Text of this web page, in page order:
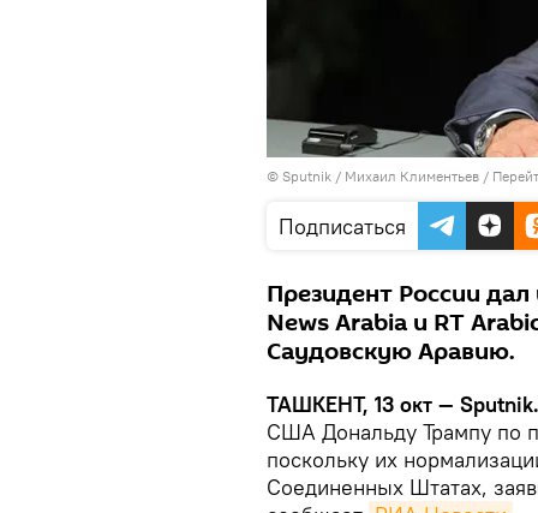
© Sputnik / Михаил Климентьев /
Подписаться
Президент России
Nеws Arabia и RT
Саудовскую Аравию.
ТАШКЕНТ, 13 окт — Sputnik.
США Дональду Трампу по
поскольку их
Соединенных Штатах,